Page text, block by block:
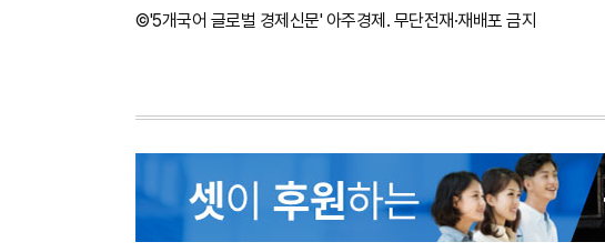
©'5개국어 글로벌 경제신문' 아주경제. 무단전재·재배포 금지